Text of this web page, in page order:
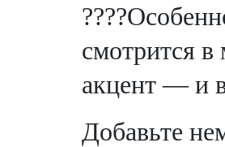
смотрится
акцент — и
Добавьте